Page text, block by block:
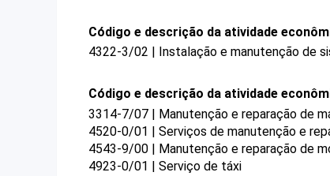
Código e descrição da atividade
4322-3/02 | Instalação e manutenção de
Código e descrição da atividade
3314-7/07 | Manutenção e reparação de
4520-0/01 | Serviços de manutenção e
4543-9/00 | Manutenção e reparação de
4923-0/01 | Serviço de táxi